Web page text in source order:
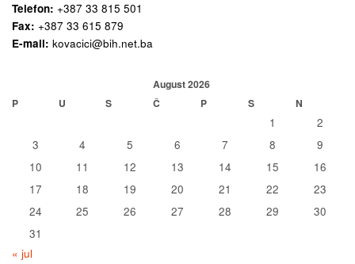
Telefon: +387 33 815 501
Fax: +387 33 615 879
E-mail: kovacici@bih.net.ba
August 2026
P
U S Č P S N
1
2
3
4 5 6 7 8
9
10
11 12 13 14 15
16
17
18 19 20 21 22
23
24
25 26 27 28 29
30
31
« jul